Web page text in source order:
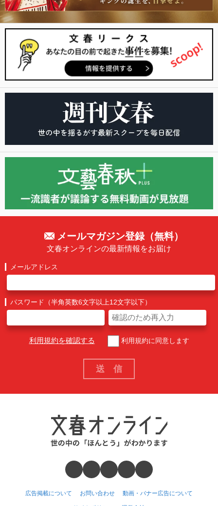
メールマガジン登録（無料）
文春オンラインの最新情報をお届け
メールアドレス
パスワード（半角英数6文字以上12文字以下）
利用規約を確認する 利用規約に同意します
広告掲載について お問い合わせ 動画・バナー広告について